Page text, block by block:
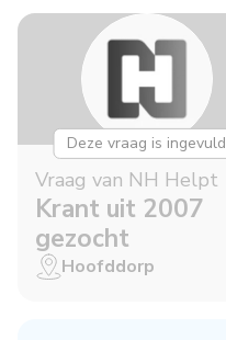
Deze vraag is ingevuld
Vraag van NH Helpt
Krant uit 2007
gezocht
Hoofddorp